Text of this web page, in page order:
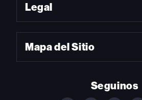
Legal
Mapa del Sitio
Seguinos